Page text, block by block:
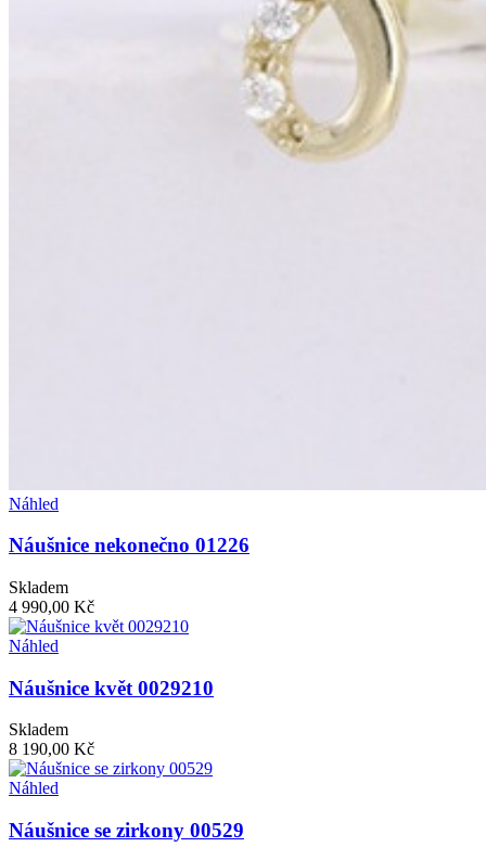
Náhled
Náušnice nekonečno 01226
Skladem
4 990,00 Kč
Náhled
Náušnice květ 0029210
Skladem
8 190,00 Kč
Náhled
Náušnice se zirkony 00529